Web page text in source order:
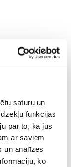
saturu un
funkcijas
par to, kā jūs
ar saviem
un analīzes
ko
zīdīšanai
kā atbalsts